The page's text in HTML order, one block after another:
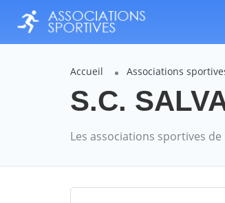
Accueil Associations
S.C.
Les associations sportives de